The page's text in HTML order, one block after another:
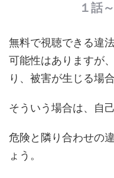
１話
無料で視聴できる違
可能性はありますが
り、被害が生じる場
そういう場合は、自
危険と隣り合わせの
ょう。